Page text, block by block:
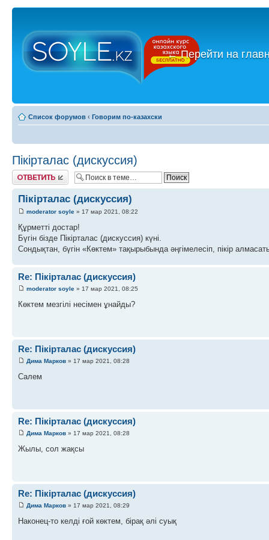
←Перейти на
Список форумов ‹ Говорим по-казахски
Пікірталас (дискуссия)
Ответить
Пікірталас (дискуссия)
moderator soyle » 17 мар 2021, 08:22
Құрметті достар!
Бүгін бізде Пікірталас (дискуссия) күні.
Сондықтан, бүгін «Көктем» тақырыбында әңгімелесіп, пікір
Re: Пікірталас (дискуссия)
moderator soyle » 17 мар 2021, 08:25
Көктем мезгілі несімен ұнайды?
Re: Пікірталас (дискуссия)
Дима Марков » 17 мар 2021, 08:28
Салем
Re: Пікірталас (дискуссия)
Дима Марков » 17 мар 2021, 08:28
Жылы, сол жақсы
Re: Пікірталас (дискуссия)
Дима Марков » 17 мар 2021, 08:29
Наконец-то келді ғой көктем, бірақ әлі суық